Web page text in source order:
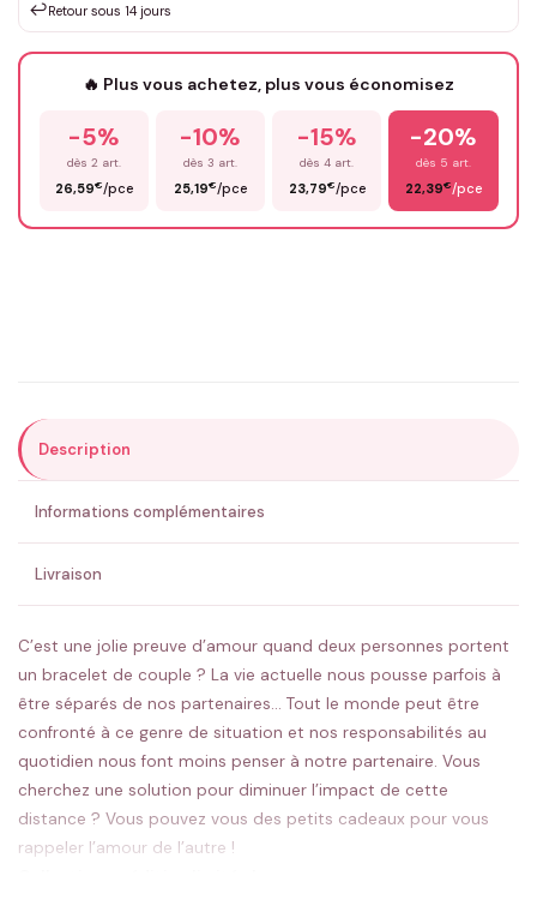
Votre texte / idée*
Prénom*
ENVOYER MA DEMANDE ✨
💚 Retour sous 24-48h🇫🇷 Flocage en France✅ Validation avant fabrication
↩️Retour sous 14 jours
🔥 Plus vous achetez, plus vous économisez
-5%
dès 2 art.
26,59€/pce
-10%
dès 3 art.
25,19€/pce
-15%
dès 4 art.
23,79€/pce
-20%
dès 5 art.
22,39€/pce
Description
Informations complémentaires
Livraison
C’est une jolie preuve d’amour quand deux personnes portent
un bracelet de couple ? La vie actuelle nous pousse parfois à
être séparés de nos partenaires… Tout le monde peut être
confronté à ce genre de situation et nos responsabilités au
quotidien nous font moins penser à notre partenaire. Vous
cherchez une solution pour diminuer l’impact de cette
distance ? Vous pouvez vous des petits cadeaux pour vous
rappeler l’amour de l’autre !